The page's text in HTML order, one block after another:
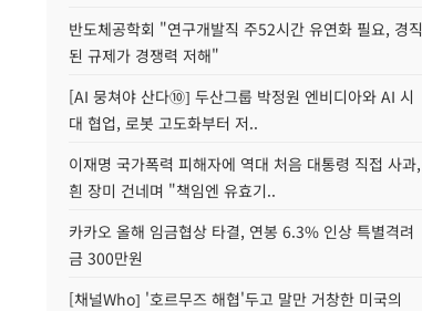
반도체공학회 "연구개발직 주52시간 유연화 필요, 경직
된 규제가 경쟁력 저해"
[AI 뭉쳐야 산다⑩] 두산그룹 박정원 엔비디아와 AI 시
대 협업, 로봇 고도화부터 저..
이재명 국가폭력 피해자에 역대 처음 대통령 직접 사과,
흰 장미 건네며 "책임엔 유효기..
카카오 올해 임금협상 타결, 연봉 6.3% 인상 특별격려
금 300만원
[채널Who] '호르무즈 해협'두고 말만 거창한 미국의